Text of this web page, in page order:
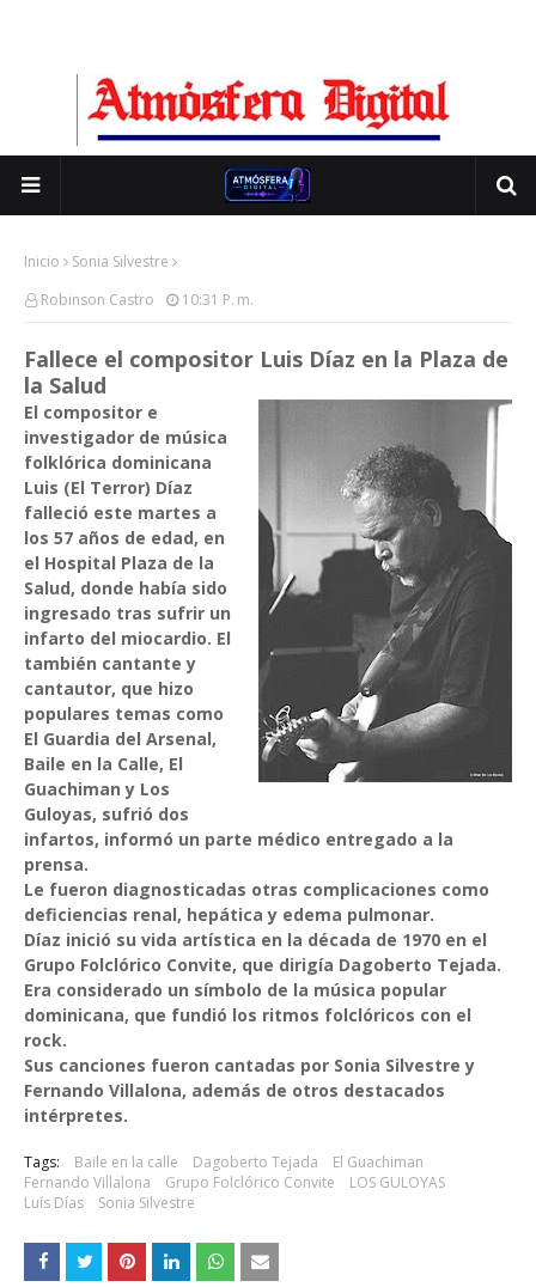
Inicio
Sonia Silvestre
Robinson Castro
10:31 P. M.
Fallece el compositor Luis Díaz en la Plaza de
la Salud
El compositor e
investigador de música
folklórica dominicana
Luis (El Terror) Díaz
falleció este martes a
los 57 años de edad, en
el Hospital Plaza de la
Salud, donde había sido
ingresado tras sufrir un
infarto del miocardio. El
también cantante y
cantautor, que hizo
populares temas como
El Guardia del Arsenal,
Baile en la Calle, El
Guachiman y Los
Guloyas, sufrió dos
infartos, informó un parte médico entregado a la
prensa.
Le fueron diagnosticadas otras complicaciones como
deficiencias renal, hepática y edema pulmonar.
Díaz inició su vida artística en la década de 1970 en el
Grupo Folclórico Convite, que dirigía Dagoberto Tejada.
Era considerado un símbolo de la música popular
dominicana, que fundió los ritmos folclóricos con el
rock.
Sus canciones fueron cantadas por Sonia Silvestre y
Fernando Villalona, además de otros destacados
intérpretes.
Tags: Baile en la calle Dagoberto Tejada
El Guachiman
Fernando Villalona
Grupo Folclórico Convite
LOS GULOYAS
Luís Días
Sonia Silvestre